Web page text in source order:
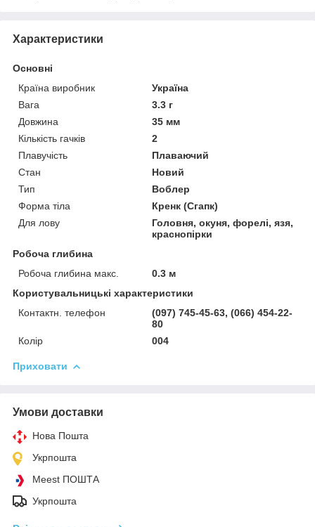
Характеристики
Основні
Країна виробник
Україна
Вага
3.3 г
Довжина
35 мм
Кількість гачків
2
Плавучість
Плаваючий
Стан
Новий
Тип
Воблер
Форма тіла
Кренк (Сгапк)
Для лову
Головня, окуня, форелі, язя,
краснопірки
Робоча глибина
Робоча глибина макс.
0.3 м
Користувальницькі характеристики
Контактн. телефон
(097) 745-45-63, (066) 454-22-
80
Колір
004
Приховати
Умови доставки
Нова Пошта
Укрпошта
Meest ПОШТА
Укрпошта